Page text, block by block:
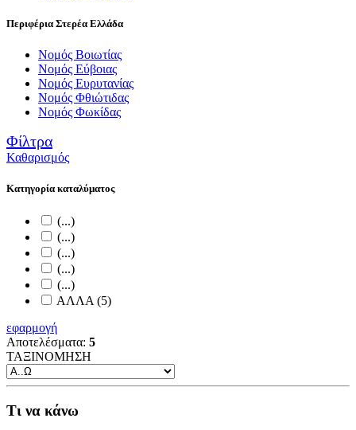
Περιφέρια Στερέα Ελλάδα
Νομός Βοιωτίας
Νομός Εύβοιας
Νομός Ευρυτανίας
Νομός Φθιώτιδας
Νομός Φωκίδας
Φίλτρα
Καθαρισμός
Κατηγορία καταλύματος
(...)
(...)
(...)
(...)
(...)
ΑΛΛΑ (5)
εφαρμογή
Αποτελέσματα: 5
ΤΑΞΙΝΟΜΗΣΗ
Τι να κάνω